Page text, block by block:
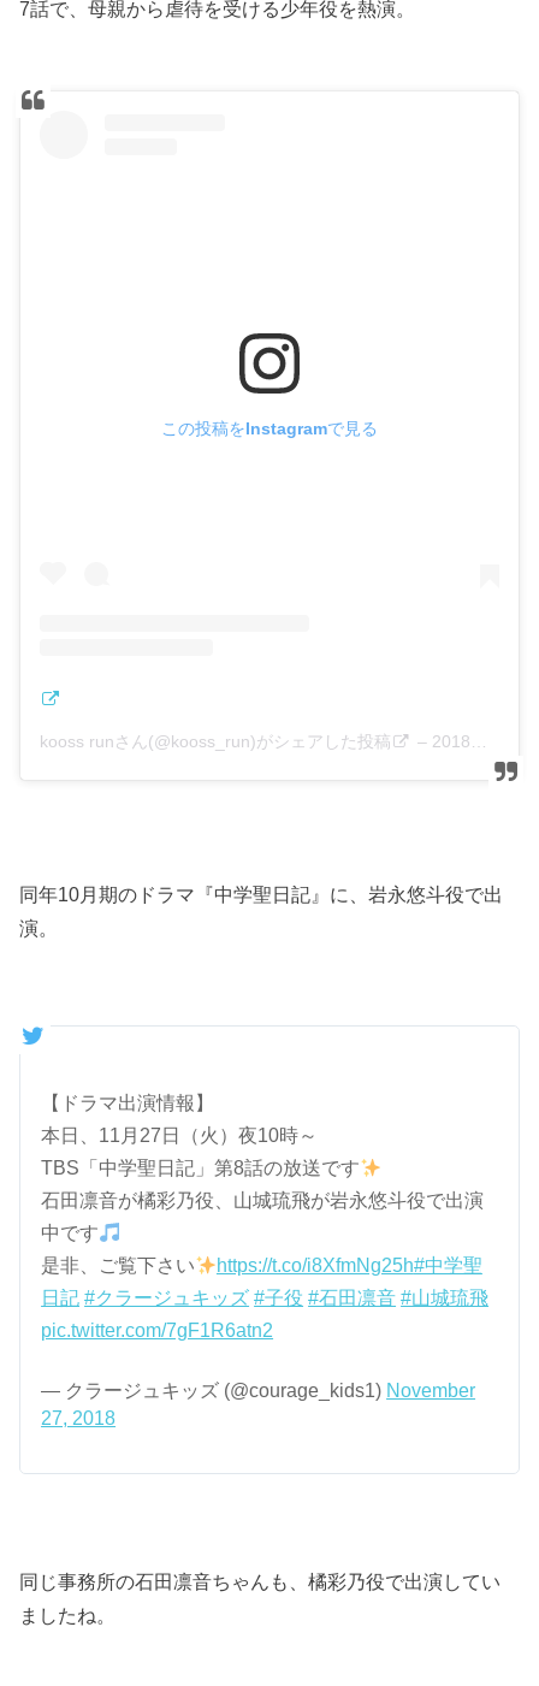
7話で、母親から虐待を受ける少年役を熱演。
この投稿をInstagramで見る
kooss runさん(@kooss_run)がシェアした投稿 – 2018年 8月月13日午後10時12分PDT
同年10月期のドラマ『中学聖日記』に、岩永悠斗役で出
演。
【ドラマ出演情報】
本日、11月27日（火）夜10時～
TBS「中学聖日記」第8話の放送です
石田凛音が橘彩乃役、山城琉飛が岩永悠斗役で出演
中です
是非、ご覧下さい
https://t.co/i8XfmNg25h#中学聖
日記 #クラージュキッズ #子役 #石田凛音 #山城琉飛
pic.twitter.com/7gF1R6atn2
— クラージュキッズ (@courage_kids1) November
27, 2018
同じ事務所の石田凛音ちゃんも、橘彩乃役で出演してい
ましたね。